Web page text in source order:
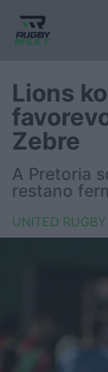
Nazionale
Nazionali
FIR
United
Lions
Zebre
A Pretoria
restano
UNITED